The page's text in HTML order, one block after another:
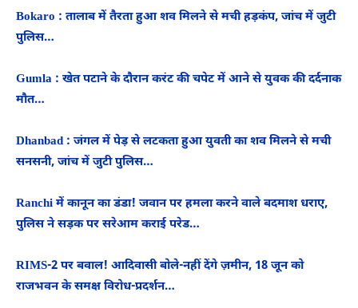
Bokaro : तालाब में तैरता हुआ शव मिलने से मची हड़कंप, जांच में जुटी
पुलिस…
Gumla : खेत पटाने के दौरान करंट की चपेट में आने से युवक की दर्दनाक
मौत…
Dhanbad : जंगल में पेड़ से लटकता हुआ युवती का शव मिलने से मची
सनसनी, जांच में जुटी पुलिस…
Ranchi में कानून का डंडा! जवान पर हमला करने वाले बदमाश धराए,
पुलिस ने सड़क पर सरेआम कराई परेड…
RIMS-2 पर बवाल! आदिवासी बोले-नहीं देंगे ज़मीन, 18 जून को
राजभवन के समक्ष विरोध-प्रदर्शन…